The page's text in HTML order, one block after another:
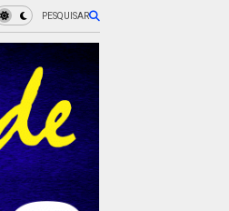
PESQUISAR